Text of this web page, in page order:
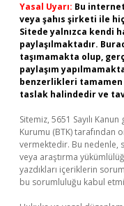
Yasal Uyarı: Bu
veya şahıs şirketi ile
Sitede yalnızca kendi
paylaşılmaktadır.
taşımamakta olup,
paylaşım
benzerlikleri
taslak halindedir ve
Sitemiz, 5651 Sayılı
Kurumu (BTK) tarafından
vermektedir. Bu nedenle,
veya araştırma
yazdıkları içeriklerin
bu sorumluluğu kabul